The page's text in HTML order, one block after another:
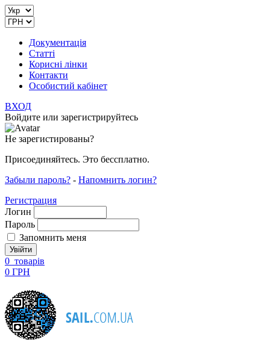
Документація
Статті
Корисні лінки
Контакти
Особистий кабінет
ВХОД
Войдите или зарегистрируйтесь
Не зарегистированы?
Присоединяйтесь. Это бессплатно.
Забыли пароль? - Напомнить логин?
Регистрация
Логин
Пароль
Запомнить меня
0 товарів
0 ГРН